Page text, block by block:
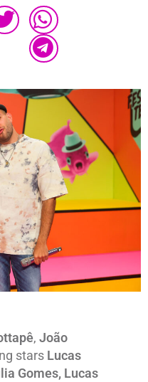
, João
stars Lucas
Gomes, Lucas